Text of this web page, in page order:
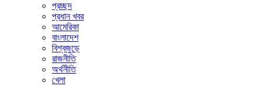
প্রচ্ছদ
প্রধান খবর
আমেরিকা
বাংলাদেশ
বিশ্বজুড়ে
রাজনীতি
অর্থনীতি
খেলা